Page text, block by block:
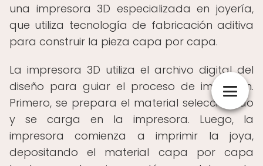
una impresora 3D especializada en joyería,
que utiliza tecnología de fabricación aditiva
para construir la pieza capa por capa.
La impresora 3D utiliza el archivo digital del
diseño para guiar el proceso de impresión.
Primero, se prepara el material seleccionado
y se carga en la impresora. Luego, la
impresora comienza a imprimir la joya,
depositando el material capa por capa